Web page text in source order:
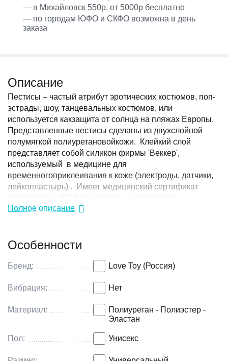
— в Михайловск 550р. от 5000р бесплатно
— по городам ЮФО и СКФО возможна в день
заказа
Описание
Пестисы – частый атрибут эротических костюмов, поп-
эстрады, шоу, танцевальных костюмов, или
используется какзащита от солнца на пляжах Европы.
Представленные пестисы сделаны из двухслойной
полумягкой полиуретановойкожи. Клейкий слой
представляет собой силикон фирмы 'Веккер',
используемый в медицине для
временногоприклеивания к коже (электроды, датчики,
лейкопластырь) . Имеет медицинский сертификат
соответствия ЕС.Допускается многоразовое
использование. Сохраните, по возможности
хранении.
Полное описание
Особенности
Бренд: Love Toy (Россия)
Вибрация: Нет
Материал:
Полиуретан - Полиэстер -
Эластан
Пол: Унисекс